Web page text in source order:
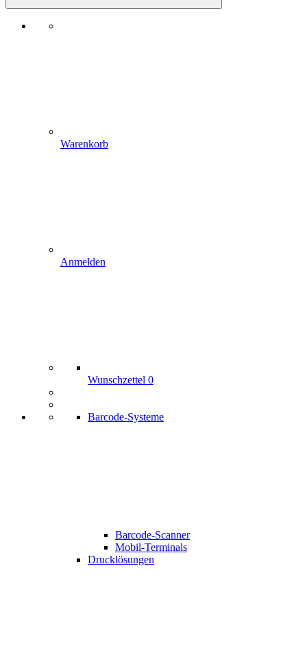
Warenkorb
Anmelden
Wunschzettel 0
Barcode-Systeme
Barcode-Scanner
Mobil-Terminals
Drucklösungen